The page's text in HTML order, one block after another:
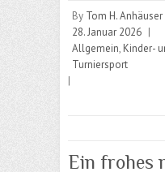
By Tom H. Anhäuser
28. Januar 2026 |
Allgemein, Kinder-
Turniersport
|
Ein frohes